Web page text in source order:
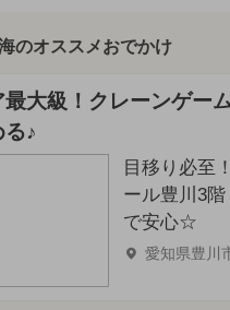
のオススメおでかけ
最大級！クレーンゲー
♪
目移り必至
ール豊川3
で安心☆
愛知県豊川